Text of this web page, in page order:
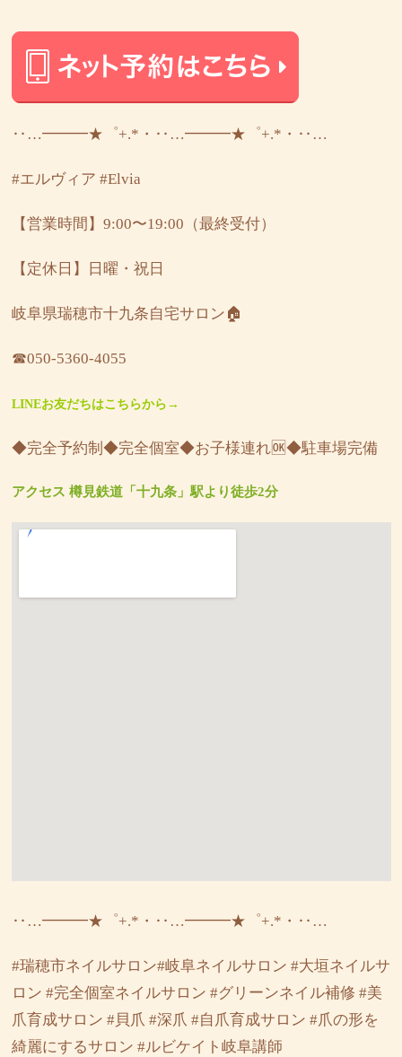
‥…━━━★゜+.*・‥…━━━★゜+.*・‥…
#エルヴィア #Elvia
【営業時間】9:00〜19:00（最終受付）
【定休日】日曜・祝日
岐阜県瑞穂市十九条自宅サロン🏠
☎︎050-5360-4055
LINEお友だちはこちらから→
◆完全予約制◆完全個室◆お子様連れ🆗◆駐車場完備
アクセス 樽見鉄道「十九条」駅より徒歩2分
‥…━━━★゜+.*・‥…━━━★゜+.*・‥…
#瑞穂市ネイルサロン#岐阜ネイルサロン #大垣ネイルサ
ロン #完全個室ネイルサロン #グリーンネイル補修 #美
爪育成サロン #貝爪 #深爪 #自爪育成サロン #爪の形を
綺麗にするサロン #ルビケイト岐阜講師